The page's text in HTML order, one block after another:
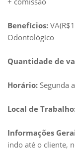
Benefícios:
Odontológico
Quantidade de
Horário: Segunda
Local de
Informações
indo até o cliente,